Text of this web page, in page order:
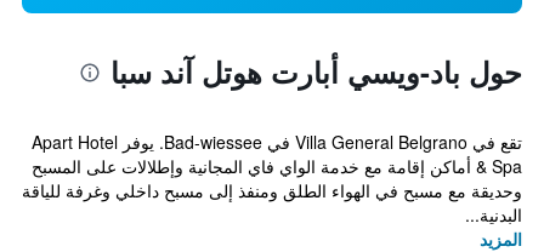
حول باد-ويسي أبارت هوتل آند سبا
تقع في Villa General Belgrano في Bad-wiessee. يوفر Apart Hotel
& Spa أماكن إقامة مع خدمة الواي فاي المجانية وإطلالات على المسبح
وحديقة مع مسبح في الهواء الطلق ومنفذ إلى مسبح داخلي وغرفة للياقة
البدنية...
المزيد